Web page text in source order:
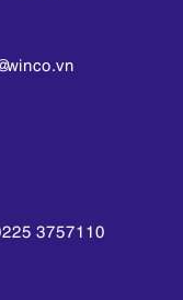
3757110